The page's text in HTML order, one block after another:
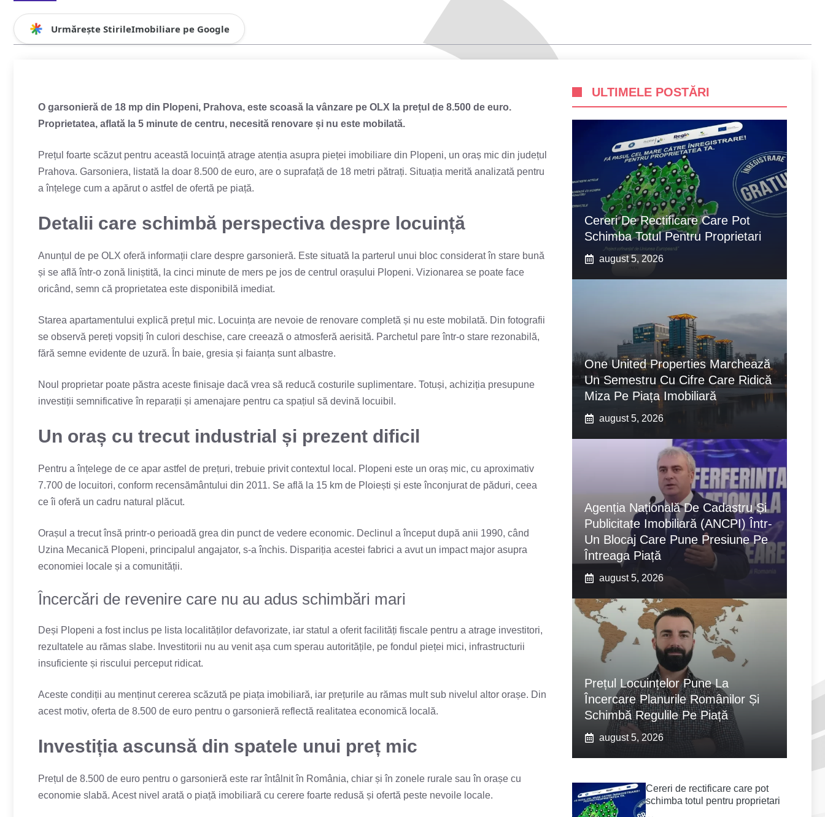
Urmărește StirileImobiliare pe Google
O garsonieră de 18 mp din Plopeni, Prahova, este scoasă la vânzare pe OLX la prețul de 8.500 de euro.
Proprietatea, aflată la 5 minute de centru, necesită renovare și nu este mobilată.
Prețul foarte scăzut pentru această locuință atrage atenția asupra pieței imobiliare din Plopeni, un oraș mic din județul
Prahova. Garsoniera, listată la doar 8.500 de euro, are o suprafață de 18 metri pătrați. Situația merită analizată pentru
a înțelege cum a apărut o astfel de ofertă pe piață.
Detalii care schimbă perspectiva despre locuință
Anunțul de pe OLX oferă informații clare despre garsonieră. Este situată la parterul unui bloc considerat în stare bună
și se află într-o zonă liniștită, la cinci minute de mers pe jos de centrul orașului Plopeni. Vizionarea se poate face
oricând, semn că proprietatea este disponibilă imediat.
Starea apartamentului explică prețul mic. Locuința are nevoie de renovare completă și nu este mobilată. Din fotografii
se observă pereți vopsiți în culori deschise, care creează o atmosferă aerisită. Parchetul pare într-o stare rezonabilă,
fără semne evidente de uzură. În baie, gresia și faianța sunt albastre.
Noul proprietar poate păstra aceste finisaje dacă vrea să reducă costurile suplimentare. Totuși, achiziția presupune
investiții semnificative în reparații și amenajare pentru ca spațiul să devină locuibil.
Un oraș cu trecut industrial și prezent dificil
Pentru a înțelege de ce apar astfel de prețuri, trebuie privit contextul local. Plopeni este un oraș mic, cu aproximativ
7.700 de locuitori, conform recensământului din 2011. Se află la 15 km de Ploiești și este înconjurat de păduri, ceea
ce îi oferă un cadru natural plăcut.
Orașul a trecut însă printr-o perioadă grea din punct de vedere economic. Declinul a început după anii 1990, când
Uzina Mecanică Plopeni, principalul angajator, s-a închis. Dispariția acestei fabrici a avut un impact major asupra
economiei locale și a comunității.
Încercări de revenire care nu au adus schimbări mari
Deși Plopeni a fost inclus pe lista localităților defavorizate, iar statul a oferit facilități fiscale pentru a atrage investitori,
rezultatele au rămas slabe. Investitorii nu au venit așa cum sperau autoritățile, pe fondul pieței mici, infrastructurii
insuficiente și riscului perceput ridicat.
Aceste condiții au menținut cererea scăzută pe piața imobiliară, iar prețurile au rămas mult sub nivelul altor orașe. Din
acest motiv, oferta de 8.500 de euro pentru o garsonieră reflectă realitatea economică locală.
Investiția ascunsă din spatele unui preț mic
Prețul de 8.500 de euro pentru o garsonieră este rar întâlnit în România, chiar și în zonele rurale sau în orașe cu
economie slabă. Acest nivel arată o piață imobiliară cu cerere foarte redusă și ofertă peste nevoile locale.
ULTIMELE POSTĂRI
Cereri De Rectificare Care Pot
Schimba Totul Pentru Proprietari
august 5, 2026
One United Properties Marchează
Un Semestru Cu Cifre Care Ridică
Miza Pe Piața Imobiliară
august 5, 2026
Agenția Națională De Cadastru Și
Publicitate Imobiliară (ANCPI) Într-
Un Blocaj Care Pune Presiune Pe
Întreaga Piață
august 5, 2026
Prețul Locuințelor Pune La
Încercare Planurile Românilor Și
Schimbă Regulile Pe Piață
august 5, 2026
Cereri de rectificare care pot
schimba totul pentru proprietari